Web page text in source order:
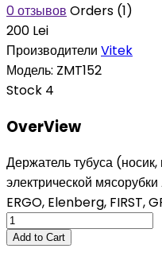
0 отзывов Orders (1)
200 Lei
Производители Vitek
Модель: ZMT152
Stock 4
OverView
Держатель тубуса
электрической
ERGO, Elenberg, FIRST,